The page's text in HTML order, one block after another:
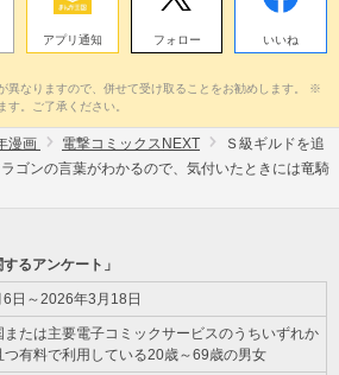
アプリ通知 フォロー いいね
異なりますので、併せて受け取ることをお勧めします。 ※
。ご了承ください。
漫画 電撃コミックスNEXT
Ｓ級ギルドを追
ゴンの言葉がわかるので、気付いたときには竜騎
るアンケート」
日～2026年3月18日
または主要電子コミックサービスのうちいずれか
つ有料で利用している20歳～69歳の男女